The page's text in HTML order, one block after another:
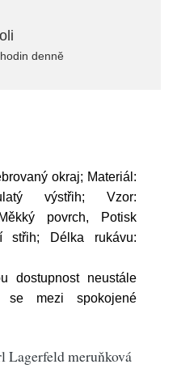
denně
okraj; Materiál:
výstřih; Vzor:
povrch, Potisk
střih; Délka rukávu:
dostupnost neustále
se mezi spokojené
Lagerfeld meruňková